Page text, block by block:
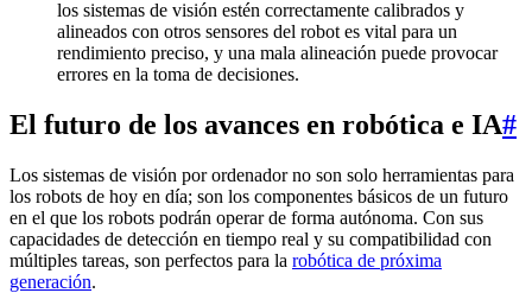
los sistemas de visión estén correctamente calibrados y
alineados con otros sensores del robot es vital para un
rendimiento preciso, y una mala alineación puede provocar
errores en la toma de decisiones.
El futuro de los avances en robótica e IA#
Los sistemas de visión por ordenador no son solo herramientas para
los robots de hoy en día; son los componentes básicos de un futuro
en el que los robots podrán operar de forma autónoma. Con sus
capacidades de detección en tiempo real y su compatibilidad con
múltiples tareas, son perfectos para la robótica de próxima
generación.